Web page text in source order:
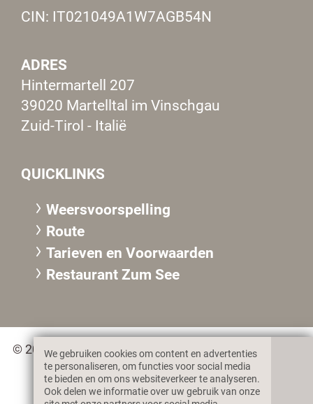
CIN: IT021049A1W7AGB54N
ADRES
Hintermartell 207
39020 Martelltal im Vinschgau
Zuid-Tirol - Italië
QUICKLINKS
Weersvoorspelling
Route
Tarieven en Voorwaarden
Restaurant Zum See
© 2026 Gasthof zum See des Marcel Fleischmann &
Co. KG, MwSt. IT02359360217
We gebruiken cookies om content en advertenties
te personaliseren, om functies voor social media
te bieden en om ons websiteverkeer te analyseren.
Ook delen we informatie over uw gebruik van onze